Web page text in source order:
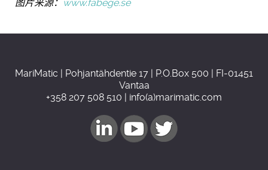
图片来源： www.fabege.se
MariMatic | Pohjantähdentie 17 | P.O.Box 500 | FI-01451
Vantaa
+358 207 508 510 | info(a)marimatic.com